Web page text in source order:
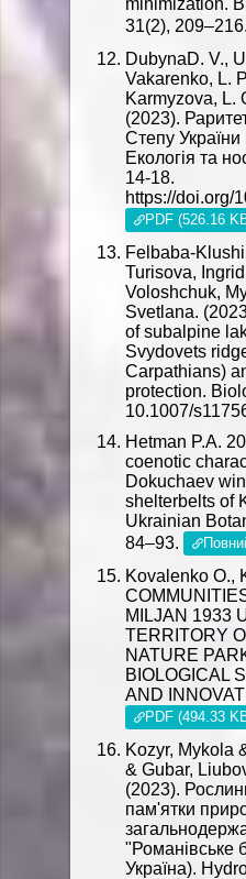
minimization.
31(2), 209–216.
DubуnaD. V.,
Vakarenko, L.
Karmyzova, L.
(2023).
Степу України
Екологія та
14-18.
https://doi.org/
PDF (526.16
Felbaba-
Turisova,
Voloshchuk,
Svetlana.
of subalpine
Svydovets
Carpathians)
protection.
10.1007/
Hetman P.A.
coenotic
Dokuchaev
shelterbelts of
Ukrainian
84–93.
Kovalenko O.,
MILJAN 1933
TERRITORY
NATURE
BIOLOGICAL
AND
PDF (494.33
Kozyr, Mykola
& Gubar,
(2023).
пам'ятки
"Романівське
Україна).